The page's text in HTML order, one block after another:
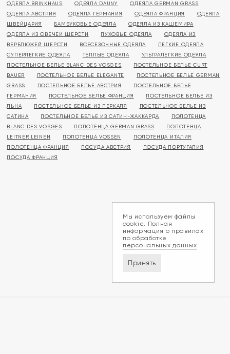
ОДЕЯЛА BRINKHAUS
ОДЕЯЛА DAUNY
ОДЕЯЛА GERMAN GRASS
ОДЕЯЛА АВСТРИЯ
ОДЕЯЛА ГЕРМАНИЯ ОДЕЯЛА ФРАНЦИЯ
ОДЕЯЛА
ШВЕЙЦАРИЯ
БАМБУКОВЫЕ ОДЕЯЛА
ОДЕЯЛА ИЗ КАШЕМИРА
ОДЕЯЛА ИЗ ОВЕЧЕЙ ШЕРСТИ
ПУХОВЫЕ ОДЕЯЛА
ОДЕЯЛА ИЗ
ВЕРБЛЮЖЕЙ ШЕРСТИ
ВСЕСЕЗОННЫЕ ОДЕЯЛА
ЛЕГКИЕ ОДЕЯЛА
СУПЕРЛЕГКИЕ ОДЕЯЛА
ТЕПЛЫЕ ОДЕЯЛА
УЛЬТРАЛЕГКИЕ ОДЕЯЛА
ПОСТЕЛЬНОЕ БЕЛЬЕ BLANC DES VOSGES
ПОСТЕЛЬНОЕ БЕЛЬЕ CURT
BAUER
ПОСТЕЛЬНОЕ БЕЛЬЕ ELEGANTE
ПОСТЕЛЬНОЕ БЕЛЬЕ GERMAN
GRASS
ПОСТЕЛЬНОЕ БЕЛЬЕ АВСТРИЯ
ПОСТЕЛЬНОЕ БЕЛЬЕ
ГЕРМАНИЯ
ПОСТЕЛЬНОЕ БЕЛЬЕ ФРАНЦИЯ
ПОСТЕЛЬНОЕ БЕЛЬЕ ИЗ
ЛЬНА
ПОСТЕЛЬНОЕ БЕЛЬЕ ИЗ ПЕРКАЛЯ
ПОСТЕЛЬНОЕ БЕЛЬЕ ИЗ
САТИНА
ПОСТЕЛЬНОЕ БЕЛЬЕ ИЗ САТИН-ЖАККАРДА
ПОЛОТЕНЦА
BLANC DES VOSGES
ПОЛОТЕНЦА GERMAN GRASS
ПОЛОТЕНЦА
LEITNER LEINEN
ПОЛОТЕНЦА VOSSEN
ПОЛОТЕНЦА ИТАЛИЯ
ПОЛОТЕНЦА ФРАНЦИЯ
ПОСУДА АВСТРИЯ
ПОСУДА ПОРТУГАЛИЯ
ПОСУДА ФРАНЦИЯ
Мы используем файлы
cookie. Полная
информация о правилах
по обработке
персональных данных
Принять